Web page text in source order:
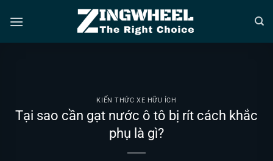
qua
KIẾN THỨC XE HỮU ÍCH
Tại sao cần gạt nước ô tô bị rít cách khắc
phụ là gì?